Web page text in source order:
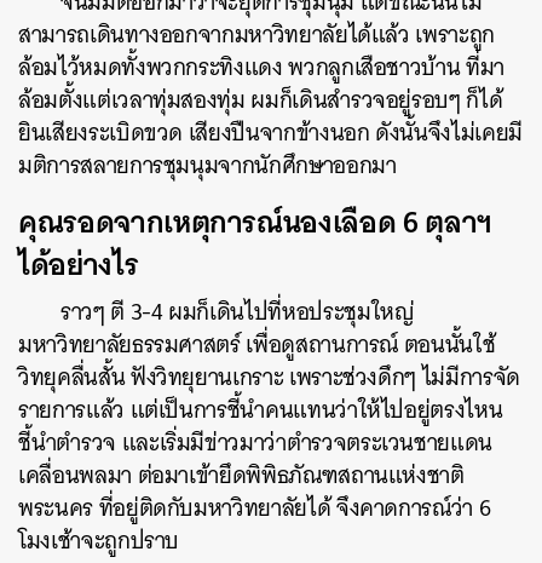
สามารถเดินทางออกจากมหาวิทยาลัยได้แล้ว เพราะถูก
ล้อมไว้หมดทั้งพวกกระทิงแดง พวกลูกเสือชาวบ้าน ที่มา
ล้อมตั้งแต่เวลาทุ่มสองทุ่ม ผมก็เดินสำรวจอยู่รอบๆ ก็ได้
ยินเสียงระเบิดขวด เสียงปืนจากข้างนอก ดังนั้นจึงไม่เคยมี
มติการสลายการชุมนุมจากนักศึกษาออกมา
คุณรอดจากเหตุการณ์นองเลือด 6 ตุลาฯ
ได้อย่างไร
ราวๆ ตี 3-4 ผมก็เดินไปที่หอประชุมใหญ่
มหาวิทยาลัยธรรมศาสตร์ เพื่อดูสถานการณ์ ตอนนั้นใช้
วิทยุคลื่นสั้น ฟังวิทยุยานเกราะ เพราะช่วงดึกๆ ไม่มีการจัด
รายการแล้ว แต่เป็นการชี้นำคนแทนว่าให้ไปอยู่ตรงไหน
ชี้นำตำรวจ และเริ่มมีข่าวมาว่าตำรวจตระเวนชายแดน
เคลื่อนพลมา ต่อมาเข้ายึดพิพิธภัณฑสถานแห่งชาติ
พระนคร ที่อยู่ติดกับมหาวิทยาลัยได้ จึงคาดการณ์ว่า 6
โมงเช้าจะถูกปราบ